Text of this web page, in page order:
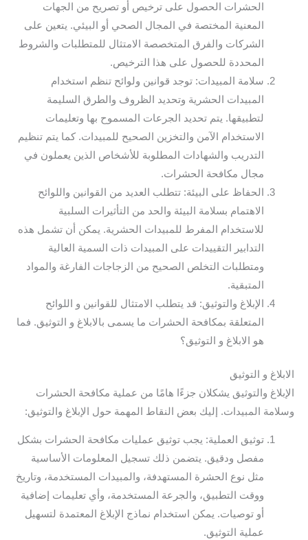
الحشرات الحصول على ترخيص أو تصريح من الجهات
المعنية المختصة في المجال الصحي أو البيئي. يتعين على
الشركات والفرق المتخصصة الامتثال للمتطلبات والشروط
المحددة للحصول على هذا الترخيص.
سلامة المبيدات: توجد قوانين ولوائح تنظم استخدام
المبيدات الحشرية وتحديد الظروف والطرق السليمة
لتطبيقها. يتم تحديد الجرعات المسموح بها وتعليمات
الاستخدام الآمن والتخزين الصحيح للمبيدات. كما يتم تنظيم
التدريب والشهادات المطلوبة للأشخاص الذين يعملون في
مجال مكافحة الحشرات.
الحفاظ على البيئة: تتطلب العديد من القوانين واللوائح
الاهتمام بسلامة البيئة والحد من التأثيرات السلبية
للاستخدام المفرط للمبيدات الحشرية. يمكن أن تشمل هذه
التدابير التقييدات على المبيدات ذات السمية العالية
ومتطلبات التخلص الصحيح من الزجاجات الفارغة والمواد
المتبقية.
الإبلاغ والتوثيق: قد يتطلب الامتثال للقوانين و اللوائح
المتعلقة بمكافحة الحشرات ما يسمى بالابلاغ و التوثيق. فما
هو الابلاغ و التوثيق؟
الابلاغ و التوثيق
الإبلاغ والتوثيق يشكلان جزءًا هامًا من عملية مكافحة الحشرات
وسلامة المبيدات. إليك بعض النقاط المهمة حول الإبلاغ والتوثيق:
توثيق العملية: يجب توثيق عمليات مكافحة الحشرات بشكل
مفصل ودقيق. يتضمن ذلك تسجيل المعلومات الأساسية
مثل نوع الحشرة المستهدفة، والمبيدات المستخدمة، وتاريخ
ووقت التطبيق، والجرعة المستخدمة، وأي تعليمات إضافية
أو توصيات. يمكن استخدام نماذج الإبلاغ المعتمدة لتسهيل
عملية التوثيق.